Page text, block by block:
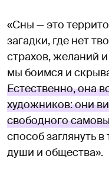
«Сны — это
загадки, где нет
страхов, желаний
мы боимся и
Естественно, она
художников: они
свободного
способ заглянуть
души и общества».